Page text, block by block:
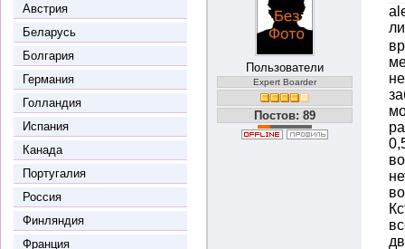
Австрия
Беларусь
Болгария
Германия
Голландия
Испания
Канада
Португалия
Россия
Финляндия
Франция
Пользователи
Expert Boarder
Постов: 89